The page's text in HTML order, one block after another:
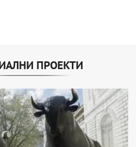
ПРОЕКТИ